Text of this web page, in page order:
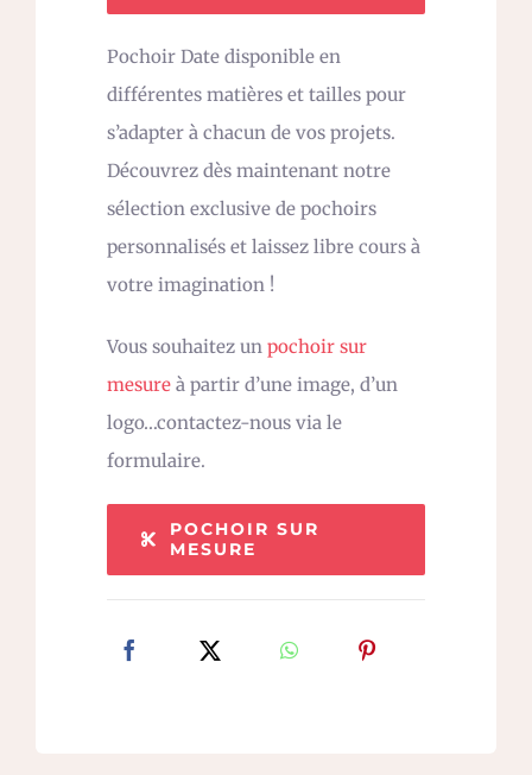
Pochoir Date disponible en
différentes matières et tailles pour
s’adapter à chacun de vos projets.
Découvrez dès maintenant notre
sélection exclusive de pochoirs
personnalisés et laissez libre cours à
votre imagination !
Vous souhaitez un pochoir sur
mesure à partir d’une image, d’un
logo…contactez-nous via le
formulaire.
POCHOIR SUR
MESURE